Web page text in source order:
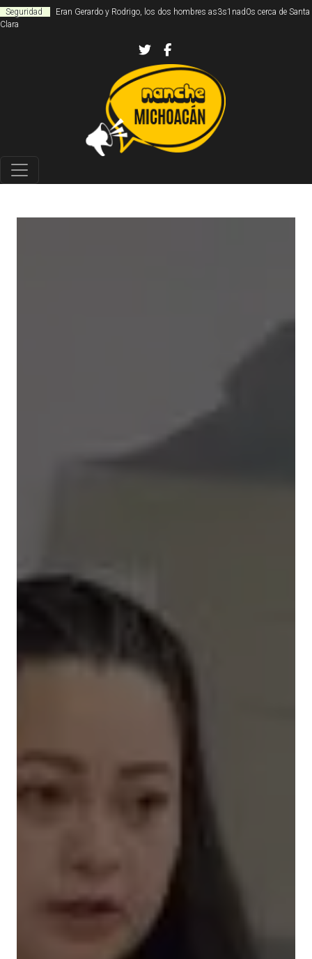
Seguridad
Eran Gerardo y Rodrigo, los dos hombres as3s1nad0s cerca de Santa
Clara